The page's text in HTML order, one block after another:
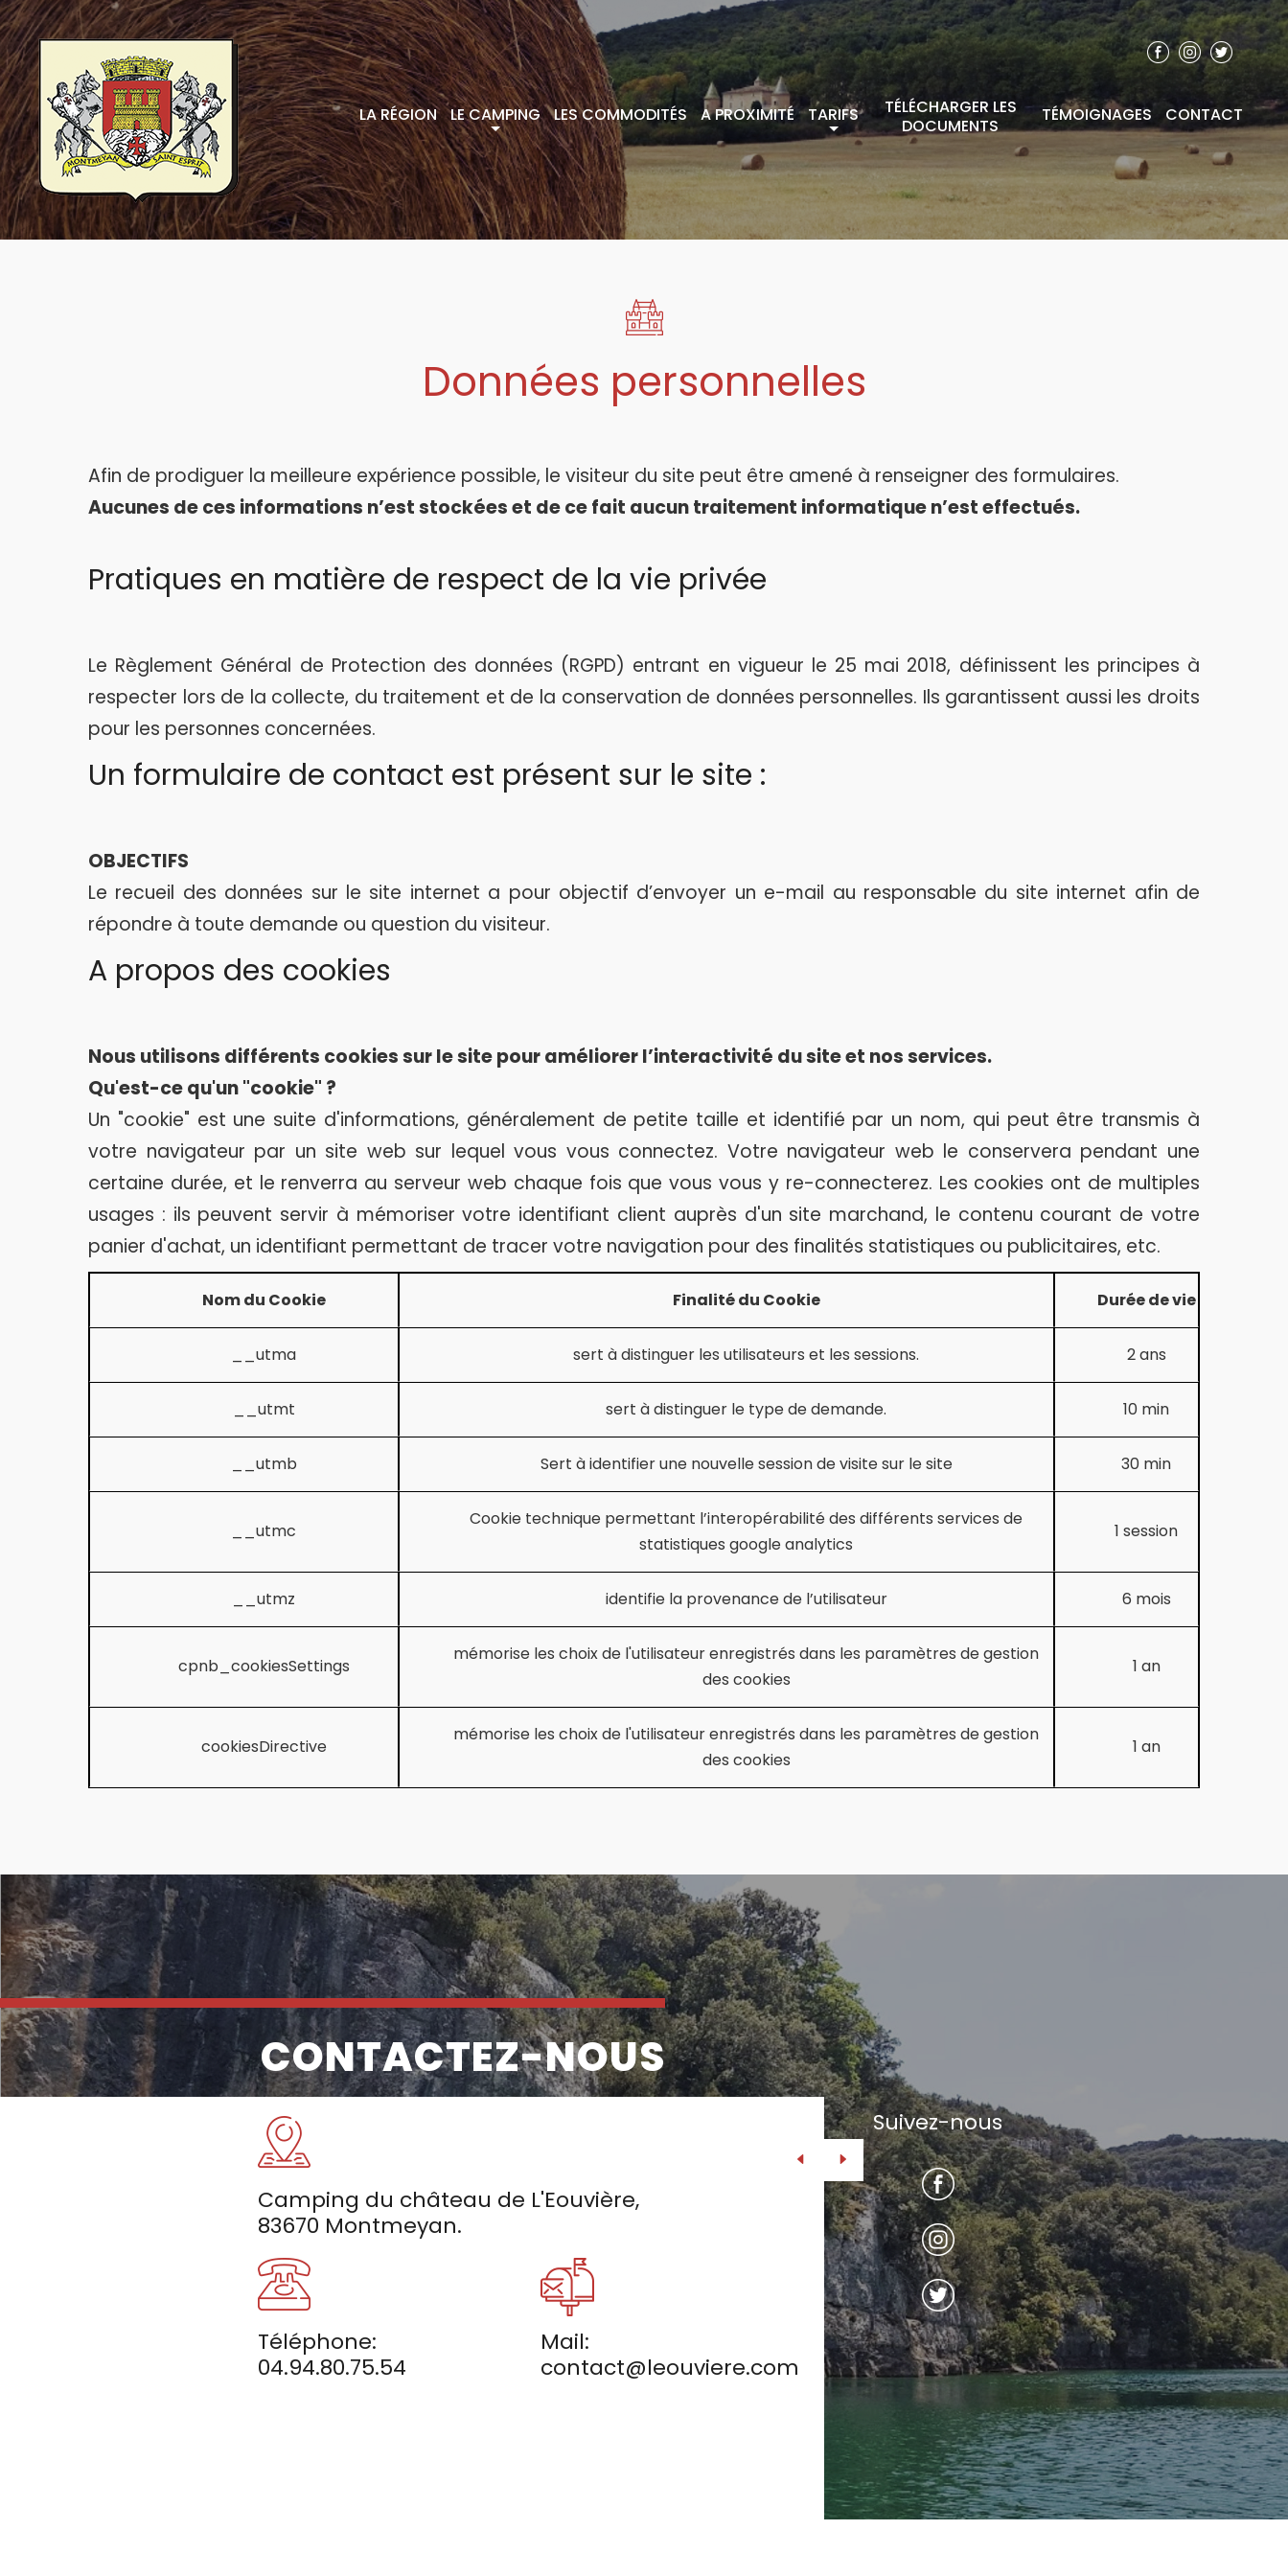
LA RÉGION LE CAMPING LES COMMODITÉS A PROXIMITÉ TARIFS
TÉLÉCHARGER LES
DOCUMENTS
TÉMOIGNAGES CONTACT
Données personnelles
Afin de prodiguer la meilleure expérience possible, le visiteur du site peut être amené à renseigner des formulaires.
Aucunes de ces informations n’est stockées et de ce fait aucun traitement informatique n’est effectués.
Pratiques en matière de respect de la vie privée
Le Règlement Général de Protection des données (RGPD) entrant en vigueur le 25 mai 2018, définissent les principes à
respecter lors de la collecte, du traitement et de la conservation de données personnelles. Ils garantissent aussi les droits
pour les personnes concernées.
Un formulaire de contact est présent sur le site :
OBJECTIFS
Le recueil des données sur le site internet a pour objectif d’envoyer un e-mail au responsable du site internet afin de
répondre à toute demande ou question du visiteur.
A propos des cookies
Nous utilisons différents cookies sur le site pour améliorer l’interactivité du site et nos services.
Qu'est-ce qu'un "cookie" ?
Un "cookie" est une suite d'informations, généralement de petite taille et identifié par un nom, qui peut être transmis à
votre navigateur par un site web sur lequel vous vous connectez. Votre navigateur web le conservera pendant une
certaine durée, et le renverra au serveur web chaque fois que vous vous y re-connecterez. Les cookies ont de multiples
usages : ils peuvent servir à mémoriser votre identifiant client auprès d'un site marchand, le contenu courant de votre
panier d'achat, un identifiant permettant de tracer votre navigation pour des finalités statistiques ou publicitaires, etc.
Nom du Cookie Finalité du Cookie Durée de vie
__utma sert à distinguer les utilisateurs et les sessions. 2 ans
__utmt sert à distinguer le type de demande. 10 min
__utmb Sert à identifier une nouvelle session de visite sur le site 30 min
__utmc
Cookie technique permettant l’interopérabilité des différents services de
statistiques google analytics
1 session
__utmz identifie la provenance de l’utilisateur 6 mois
cpnb_cookiesSettings
mémorise les choix de l'utilisateur enregistrés dans les paramètres de gestion
des cookies
1 an
cookiesDirective
mémorise les choix de l'utilisateur enregistrés dans les paramètres de gestion
des cookies
1 an
CONTACTEZ-NOUS
Camping du château de L'Eouvière,
83670 Montmeyan.
Téléphone:
04.94.80.75.54
Mail:
contact@leouviere.com
Suivez-nous